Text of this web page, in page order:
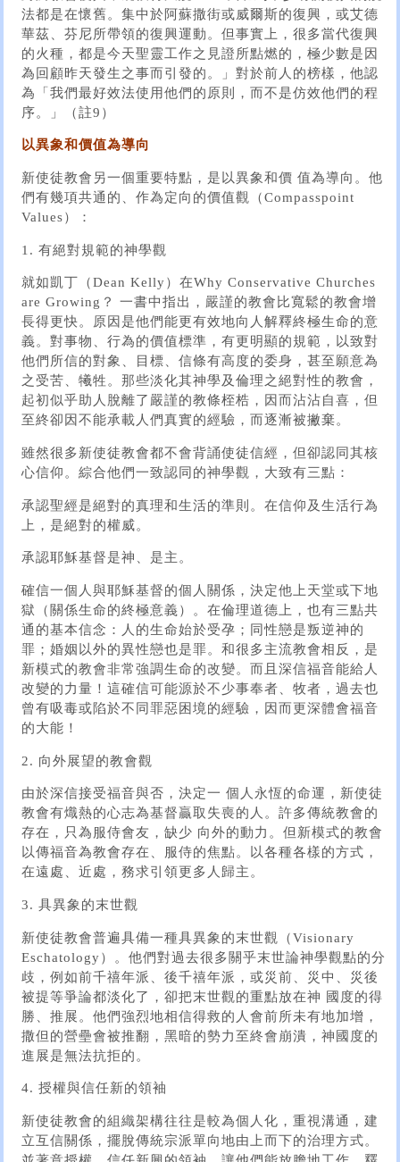
法都是在懷舊。集中於阿蘇撒街或威爾斯的復興，或艾德
華茲、芬尼所帶領的復興運動。但事實上，很多當代復興
的火種，都是今天聖靈工作之見證所點燃的，極少數是因
為回顧昨天發生之事而引發的。」對於前人的榜樣，他認
為「我們最好效法使用他們的原則，而不是仿效他們的程
序。」（註9）
以異象和價值為導向
新使徒教會另一個重要特點，是以異象和價 值為導向。他
們有幾項共通的、作為定向的價值觀（Compasspoint
Values）：
1. 有絕對規範的神學觀
就如凱丁（Dean Kelly）在Why Conservative Churches
are Growing？ 一書中指出，嚴謹的教會比寬鬆的教會增
長得更快。原因是他們能更有效地向人解釋終極生命的意
義。對事物、行為的價值標準，有更明顯的規範，以致對
他們所信的對象、目標、信條有高度的委身，甚至願意為
之受苦、犧牲。那些淡化其神學及倫理之絕對性的教會，
起初似乎助人脫離了嚴謹的教條桎梏，因而沾沾自喜，但
至終卻因不能承載人們真實的經驗，而逐漸被撇棄。
雖然很多新使徒教會都不會背誦使徒信經，但卻認同其核
心信仰。綜合他們一致認同的神學觀，大致有三點：
承認聖經是絕對的真理和生活的準則。在信仰及生活行為
上，是絕對的權威。
承認耶穌基督是神、是主。
確信一個人與耶穌基督的個人關係，決定他上天堂或下地
獄（關係生命的終極意義）。在倫理道德上，也有三點共
通的基本信念：人的生命始於受孕；同性戀是叛逆神的
罪；婚姻以外的異性戀也是罪。和很多主流教會相反，是
新模式的教會非常強調生命的改變。而且深信福音能給人
改變的力量！這確信可能源於不少事奉者、牧者，過去也
曾有吸毒或陷於不同罪惡困境的經驗，因而更深體會福音
的大能！
2. 向外展望的教會觀
由於深信接受福音與否，決定一 個人永恆的命運，新使徒
教會有熾熱的心志為基督贏取失喪的人。許多傳統教會的
存在，只為服侍會友，缺少 向外的動力。但新模式的教會
以傳福音為教會存在、服侍的焦點。以各種各樣的方式，
在遠處、近處，務求引領更多人歸主。
3. 具異象的末世觀
新使徒教會普遍具備一種具異象的末世觀（Visionary
Eschatology）。他們對過去很多關乎末世論神學觀點的分
歧，例如前千禧年派、後千禧年派，或災前、災中、災後
被提等爭論都淡化了，卻把末世觀的重點放在神 國度的得
勝、推展。他們強烈地相信得救的人會前所未有地加增，
撒但的營壘會被推翻，黑暗的勢力至終會崩潰，神國度的
進展是無法抗拒的。
4. 授權與信任新的領袖
新使徒教會的組織架構往往是較為個人化，重視溝通，建
立互信關係，擺脫傳統宗派單向地由上而下的治理方式。